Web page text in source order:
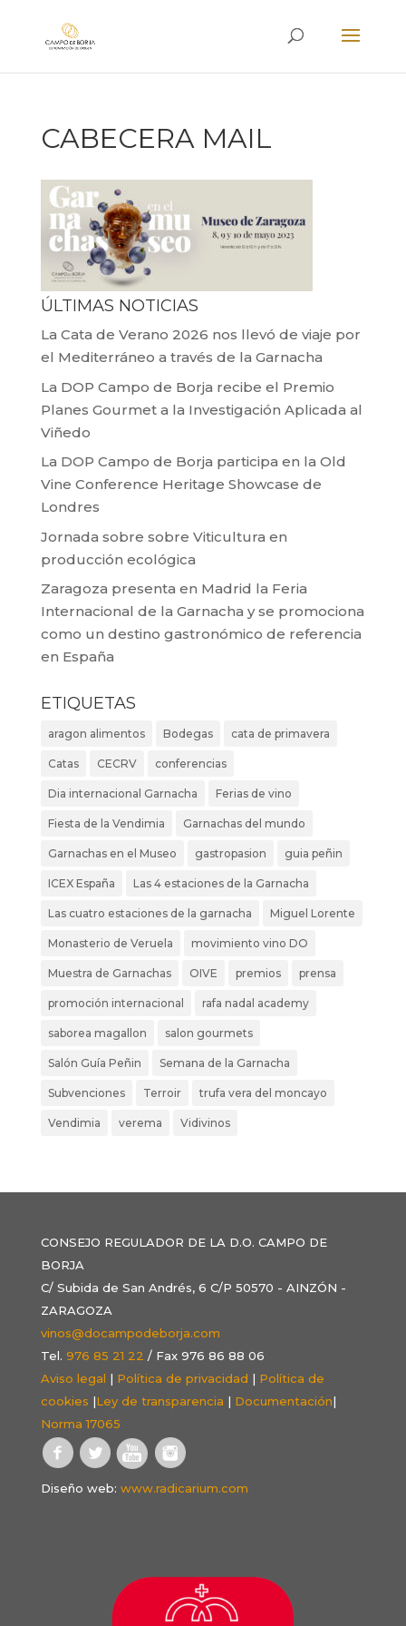
CABECERA MAIL
ÚLTIMAS NOTICIAS
La Cata de Verano 2026 nos llevó de viaje por
el Mediterráneo a través de la Garnacha
La DOP Campo de Borja recibe el Premio
Planes Gourmet a la Investigación Aplicada al
Viñedo
La DOP Campo de Borja participa en la Old
Vine Conference Heritage Showcase de
Londres
Jornada sobre sobre Viticultura en
producción ecológica
Zaragoza presenta en Madrid la Feria
Internacional de la Garnacha y se promociona
como un destino gastronómico de referencia
en España
ETIQUETAS
aragon alimentos Bodegas cata de primavera
Catas CECRV conferencias
Dia internacional Garnacha Ferias de vino
Fiesta de la Vendimia Garnachas del mundo
Garnachas en el Museo gastropasion guia peñin
ICEX España Las 4 estaciones de la Garnacha
Las cuatro estaciones de la garnacha Miguel Lorente
Monasterio de Veruela movimiento vino DO
Muestra de Garnachas OIVE premios prensa
promoción internacional rafa nadal academy
saborea magallon salon gourmets
Salón Guía Peñin Semana de la Garnacha
Subvenciones Terroir trufa vera del moncayo
Vendimia verema Vidivinos
CONSEJO REGULADOR DE LA D.O. CAMPO DE
BORJA
C/ Subida de San Andrés, 6 C/P 50570 - AINZÓN -
ZARAGOZA
vinos@docampodeborja.com
Tel. 976 85 21 22 / Fax 976 86 88 06
Aviso legal | Política de privacidad | Política de
cookies |Ley de transparencia | Documentación|
Norma 17065
Diseño web: www.radicarium.com